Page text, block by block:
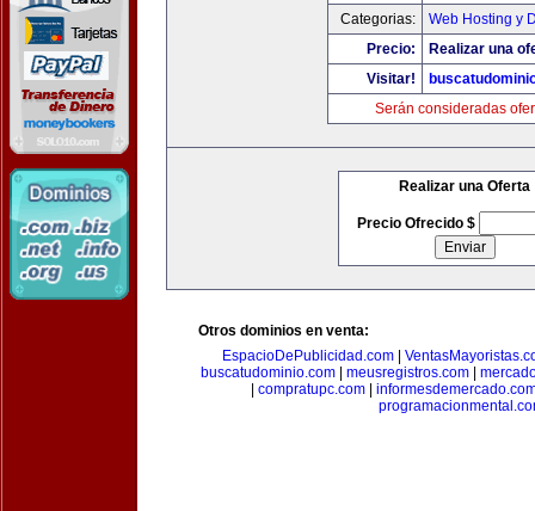
Categorias:
Web Hosting y
Precio:
Realizar una
Visitar!
Serán consideradas
Realizar una Oferta
Precio Ofrecido $
Otros dominios en venta:
EspacioDePublicidad.com
buscatudominio.com
meusregistros.com
compratupc.com